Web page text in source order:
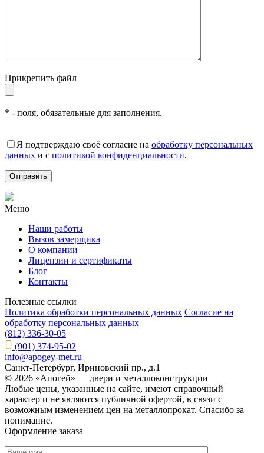
Прикрепить файл
* - поля, обязательные для заполнения.
Я подтверждаю своё согласие на обработку персональных
данных и с политикой конфиденциальности.
Меню
Наши работы
Вызов замерщика
О компании
Лицензии и сертификаты
Блог
Контакты
Полезные ссылки
Политика обработки персональных данных Согласие на
обработку персональных данных
(812) 336-30-05
(901) 374-95-02
info@apogey-met.ru
Санкт-Петербург, Ириновский пр., д.1
© 2026 «Апогей» — двери и металлоконструкции
Любые цены, указанные на сайте, имеют справочный
характер и не являются публичной офертой, в связи с
возможным изменением цен на металлопрокат. Спасибо за
понимание.
Оформление заказа